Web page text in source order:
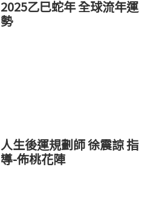
2025乙巳蛇年 全球流年運
勢
人生後運規劃師 徐震諒 指
導-佈桃花陣